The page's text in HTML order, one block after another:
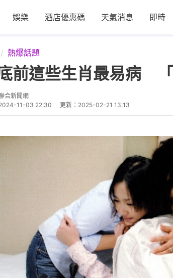
娛樂 酒店優惠碼 天氣消息 即時
熱爆話題
前這些生肖最易病
合新聞網
11-03 22:30 更新： 2025-02-21 13:13